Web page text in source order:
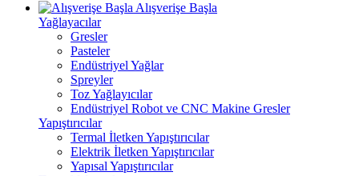
Alışverişe Başla
Yağlayacılar
Gresler
Pasteler
Endüstriyel Yağlar
Spreyler
Toz Yağlayıcılar
Endüstriyel Robot ve CNC Makine Gresler
Yapıştırıcılar
Termal İletken Yapıştırıcılar
Elektrik İletken Yapıştırıcılar
Yapısal Yapıştırıcılar